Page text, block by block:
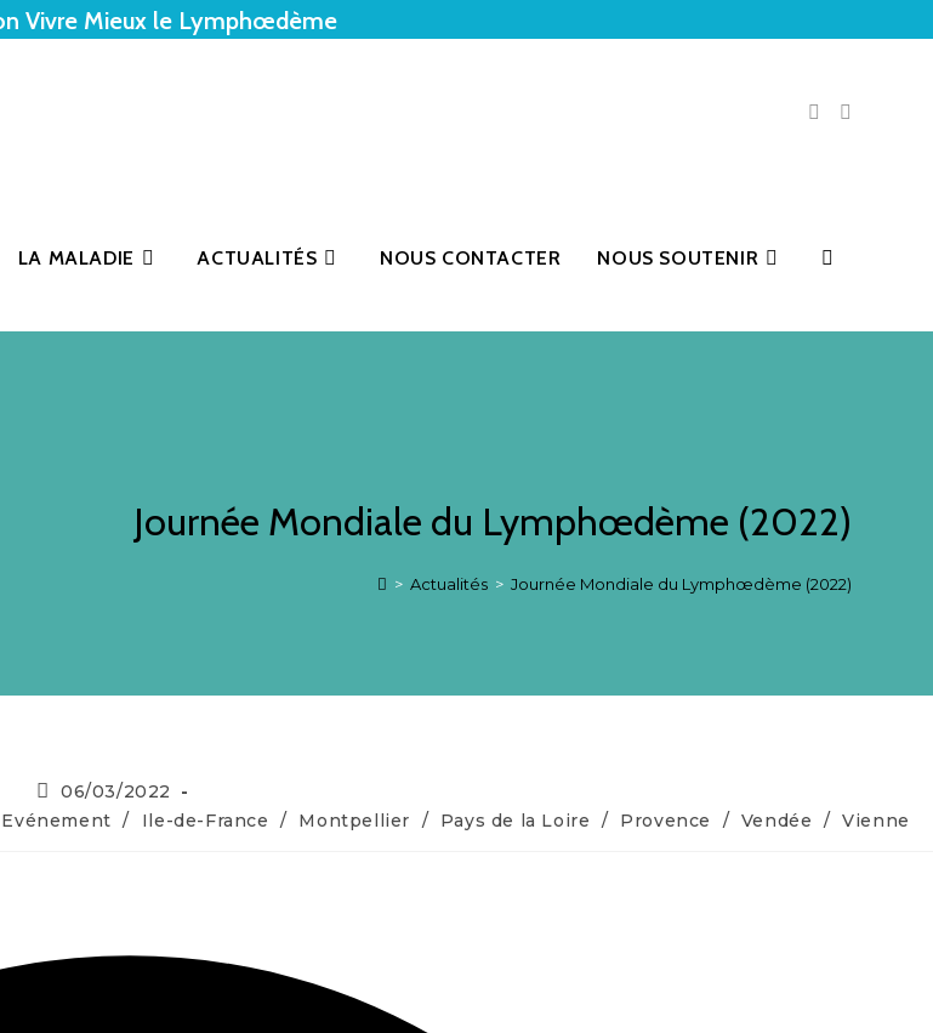
Vivre Mieux le Lymphœdème
LA MALADIE ACTUALITÉS NOUS CONTACTER NOUS SOUTENIR
Journée Mondiale du Lymphœdème (2022)
> Actualités > Journée Mondiale du Lymphœdème (2022)
06/03/2022
Evénement / Ile-de-France / Montpellier / Pays de la Loire / Provence / Vendée / Vienne